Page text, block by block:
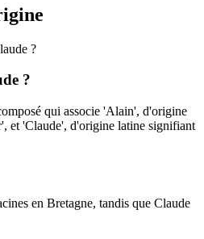
?
?
qui associe 'Alain', d'origine
et 'Claude', d'origine latine signifiant
en Bretagne, tandis que Claude